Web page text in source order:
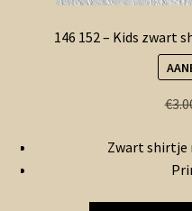
146 152 – Kids zwart
€
Zwart shirtje